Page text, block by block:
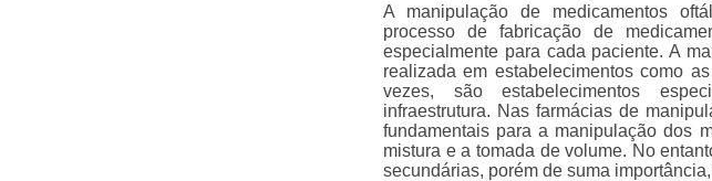
A manipulação de medicamentos
processo de fabricação de
especialmente para cada paciente. A
realizada em estabelecimentos como
vezes, são estabelecimentos
infraestrutura. Nas farmácias de
fundamentais para a manipulação dos
mistura e a tomada de volume. No
secundárias, porém de suma